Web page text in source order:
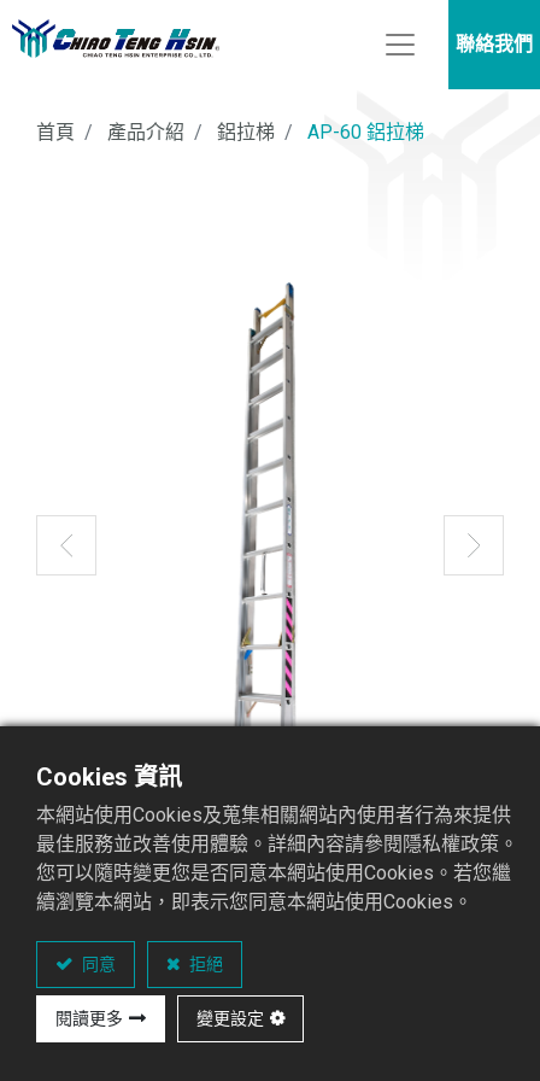
聯絡我們
首頁 產品介紹 鋁拉梯 AP-60 鋁拉梯
AP-60 鋁拉梯
鋁拉梯AP系列
重點介紹
Cookies 資訊
本網站使用Cookies及蒐集相關網站內使用者行為來提供
最佳服務並改善使用體驗。詳細內容請參閱隱私權政策。
您可以隨時變更您是否同意本網站使用Cookies。若您繼
續瀏覽本網站，即表示您同意本網站使用Cookies。
同意 拒絕
閱讀更多 變更設定